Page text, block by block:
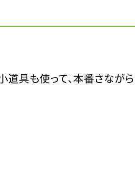
具も使って、本番さながら